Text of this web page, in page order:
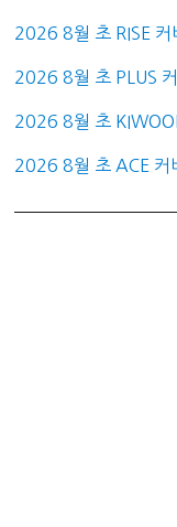
2026 8월 초 RISE 커
2026 8월 초 PLUS
2026 8월 초
2026 8월 초 ACE 커